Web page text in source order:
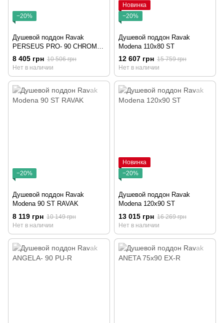
−20%
Душевой поддон Ravak
PERSEUS PRO- 90 CHROME
Белый
8 405 грн 10 506 грн
Нет в наличии
Новинка
−20%
Душевой поддон Ravak
Modena 110x80 ST
12 607 грн 15 759 грн
Нет в наличии
−20%
Душевой поддон Ravak
Modena 90 ST RAVAK
8 119 грн 10 149 грн
Нет в наличии
Новинка
−20%
Душевой поддон Ravak
Modena 120x90 ST
13 015 грн 16 269 грн
Нет в наличии